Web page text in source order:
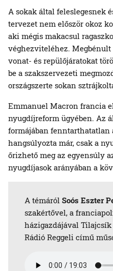
A sokak által feleslegesnek és igazságtalannak kikiáltott
tervezet nem először okoz
aki mégis makacsul
véghezviteléhez.
vonat- és repülőjáratokat
be a szakszervezeti
országszerte sokan
Emmanuel Macron francia
nyugdíjreform ügyében. Az
formájában fenntarthatatlan
hangsúlyozta már, csak a
őrizhető meg az egyensúly
nyugdíjasok arányában a
A témáról Soós Eszter
szakértővel, a
házigazdájával Tilajcsík
Rádió Reggeli című